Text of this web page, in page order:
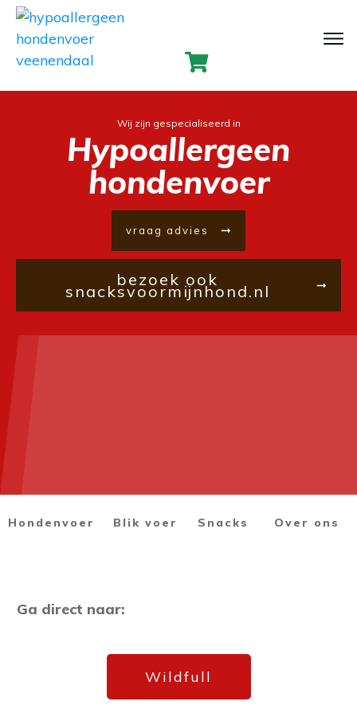
Wij zijn gespecialiseerd in
Hypoallergeen
hondenvoer
vraag advies
bezoek ook
snacksvoormijnhond.nl
Hondenvoer Blik voer Snacks Over ons
Ga direct naar:
Wildfull